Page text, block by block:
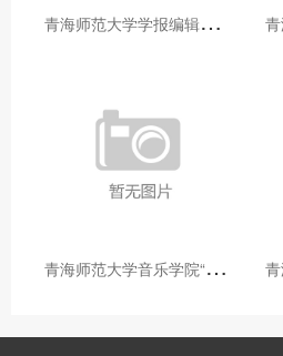
青
海师范大学学报编辑部赴大通县城关镇上毛佰胜村开展帮扶慰问活动
青
海师范大学音乐学院“青舞华章”本科舞蹈专业中期汇报圆满落幕